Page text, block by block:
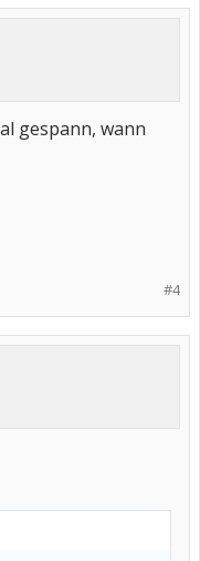
gespann, wann
#4